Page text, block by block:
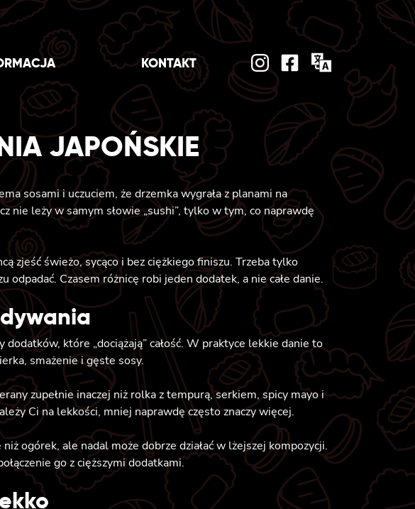
KONTAKT
JAPOŃSKIE
sosami i uczuciem, że drzemka wygrała z planami na
nie leży w samym słowie „sushi”, tylko w tym, co naprawdę
zjeść świeżo, sycąco i bez ciężkiego finiszu. Trzeba tylko
Czasem różnicę robi jeden dodatek, a nie całe danie.
które „dociążają” całość. W praktyce lekkie danie to
smażenie i gęste sosy.
zupełnie inaczej niż rolka z tempurą, serkiem, spicy mayo i
Ci na lekkości, mniej naprawdę często znaczy więcej.
ogórek, ale nadal może dobrze działać w lżejszej kompozycji.
go z cięższymi dodatkami.